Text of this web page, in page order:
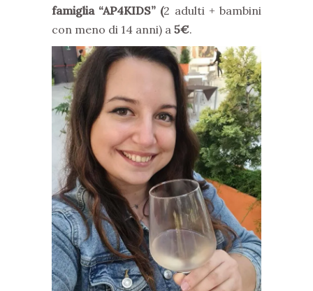
famiglia “AP4KIDS” (2 adulti + bambini
con meno di 14 anni) a 5€.